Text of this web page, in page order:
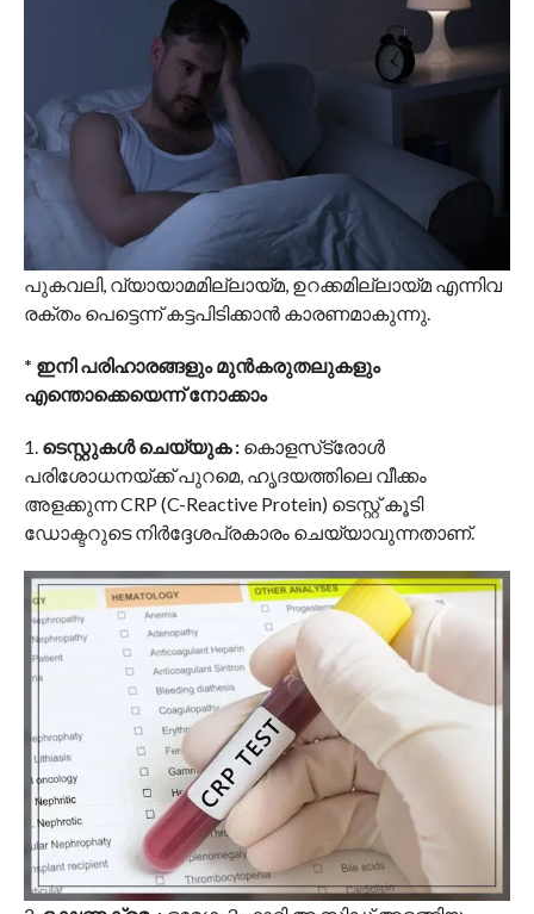
‘കോർട്ടിസോൾ’ പോലുള്ള ഹോർമോണുകൾ
ഉത്പാദിപ്പിക്കുന്നു.
ഇത് ഹൃദയത്തിന്റെ പ്രവർത്തനത്തെയും ധമനികളുടെ
ആരോഗ്യത്തെയും നേരിട്ട് ബാധിക്കും.
5. പാരമ്പര്യം
കുടുംബത്തിൽ ആർക്കെങ്കിലും നേരത്തെ ഹൃദ്രോഗം
വന്നിട്ടുണ്ടെങ്കിൽ, കൊളസ്‌ട്രോൾ കുറവാണെങ്കിലും
നിങ്ങൾ ശ്രദ്ധിക്കേണ്ടതുണ്ട്.
6. ജീവിതശൈലി
പുകവലി, വ്യായാമമില്ലായ്മ, ഉറക്കമില്ലായ്മ എന്നിവ
രക്തം പെട്ടെന്ന് കട്ടപിടിക്കാൻ കാരണമാകുന്നു.
* ഇനി പരിഹാരങ്ങളും മുൻകരുതലുകളും
എന്തൊക്കെയെന്ന് നോക്കാം